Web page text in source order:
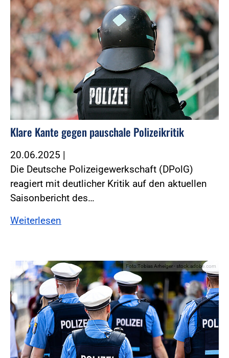
Klare Kante gegen pauschale Polizeikritik
20.06.2025 |
Die Deutsche Polizeigewerkschaft (DPolG)
reagiert mit deutlicher Kritik auf den aktuellen
Saisonbericht des…
Weiterlesen
Foto:Tobias Arhelger - stock.adobe.com